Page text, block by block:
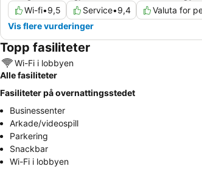
Wi-fi•9,5 Service•9,4 Valuta for
Vis flere vurderinger
Topp fasiliteter
Wi-Fi i lobbyen
Alle fasiliteter
Fasiliteter på overnattingsstedet
Businessenter
Arkade/videospill
Parkering
Snackbar
Wi-Fi i lobbyen